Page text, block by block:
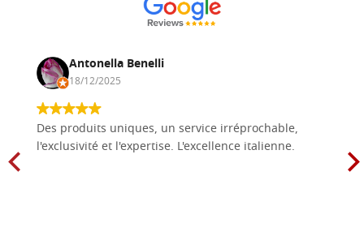
Antonella Benelli
18/12/2025
Des produits uniques, un service irréprochable,
l'exclusivité et l'expertise. L'excellence italienne.